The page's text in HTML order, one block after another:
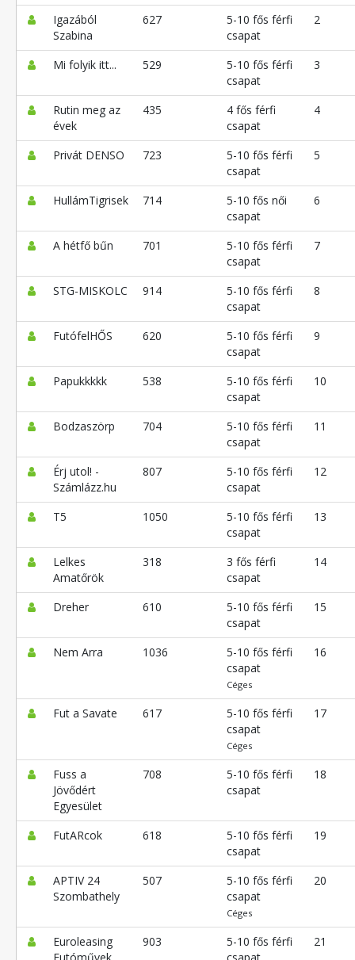
Igazából
Szabina
627
5-10 fős férfi
csapat
2
Mi folyik itt... 529
5-10 fős férfi
csapat
3
Rutin meg az
évek
435
4 fős férfi
csapat
4
Privát DENSO 723
5-10 fős férfi
csapat
5
HullámTigrisek 714
5-10 fős női
csapat
6
A hétfő bűn 701
5-10 fős férfi
csapat
7
STG-MISKOLC 914
5-10 fős férfi
csapat
8
FutófelHŐS 620
5-10 fős férfi
csapat
9
Papukkkkk 538
5-10 fős férfi
csapat
10
Bodzaszörp 704
5-10 fős férfi
csapat
11
Érj utol! -
Számlázz.hu
807
5-10 fős férfi
csapat
12
T5 1050
5-10 fős férfi
csapat
13
Lelkes
Amatőrök
318
3 fős férfi
csapat
14
Dreher 610
5-10 fős férfi
csapat
15
Nem Arra 1036
5-10 fős férfi
csapat
Céges
16
Fut a Savate 617
5-10 fős férfi
csapat
Céges
17
Fuss a
Jövődért
Egyesület
708
5-10 fős férfi
csapat
18
FutARcok 618
5-10 fős férfi
csapat
19
APTIV 24
Szombathely
507
5-10 fős férfi
csapat
Céges
20
Euroleasing
903
5-10 fős férfi
21